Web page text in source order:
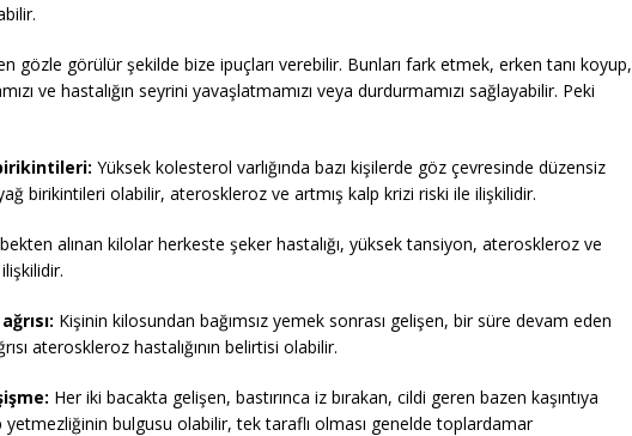
gözle görülür şekilde bize ipuçları verebilir. Bunları fark etmek, erken tanı koyup,
ve hastalığın seyrini yavaşlatmamızı veya durdurmamızı sağlayabilir. Peki
Yüksek kolesterol varlığında bazı kişilerde göz çevresinde düzensiz
yağ birikintileri olabilir, ateroskleroz ve artmış kalp krizi riski ile ilişkilidir.
alınan kilolar herkeste şeker hastalığı, yüksek tansiyon, ateroskleroz ve
Kişinin kilosundan bağımsız yemek sonrası gelişen, bir süre devam eden
ateroskleroz hastalığının belirtisi olabilir.
Her iki bacakta gelişen, bastırınca iz bırakan, cildi geren bazen kaşıntıya
bulgusu olabilir, tek taraflı olması genelde toplardamar